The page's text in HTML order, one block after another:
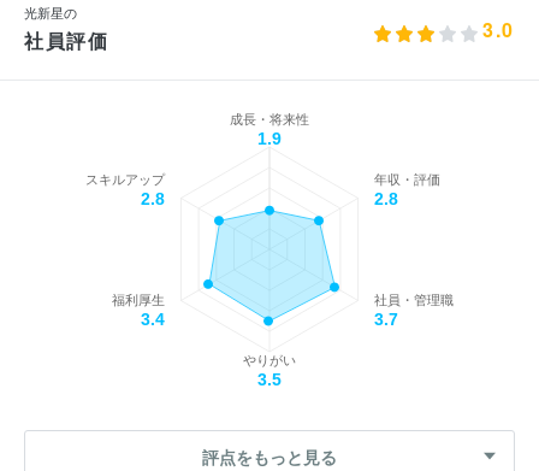
光新星の
社員評価 3.0
成長・将来性
1.9
年収・評価
2.8
社員・管理職
3.7
やりがい
3.5
福利厚生
3.4
スキルアップ
2.8
評点をもっと見る